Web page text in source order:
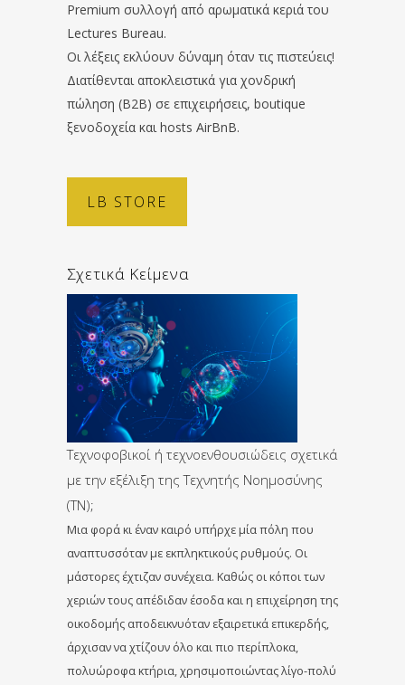
Premium συλλογή από αρωματικά κεριά του
Lectures Bureau.
Οι λέξεις εκλύουν δύναμη όταν τις πιστεύεις!
Διατίθενται αποκλειστικά για χονδρική
πώληση (B2B) σε επιχειρήσεις, boutique
ξενοδοχεία και hosts AirBnB.
LB STORE
Σχετικά Κείμενα
Τεχνοφοβικοί ή τεχνοενθουσιώδεις σχετικά
με την εξέλιξη της Τεχνητής Νοημοσύνης
(ΤΝ);
Μια φορά κι έναν καιρό υπήρχε μία πόλη που
αναπτυσσόταν με εκπληκτικούς ρυθμούς. Οι
μάστορες έχτιζαν συνέχεια. Καθώς οι κόποι των
χεριών τους απέδιδαν έσοδα και η επιχείρηση της
οικοδομής αποδεικνυόταν εξαιρετικά επικερδής,
άρχισαν να χτίζουν όλο και πιο περίπλοκα,
πολυώροφα κτήρια, χρησιμοποιώντας λίγο-πολύ